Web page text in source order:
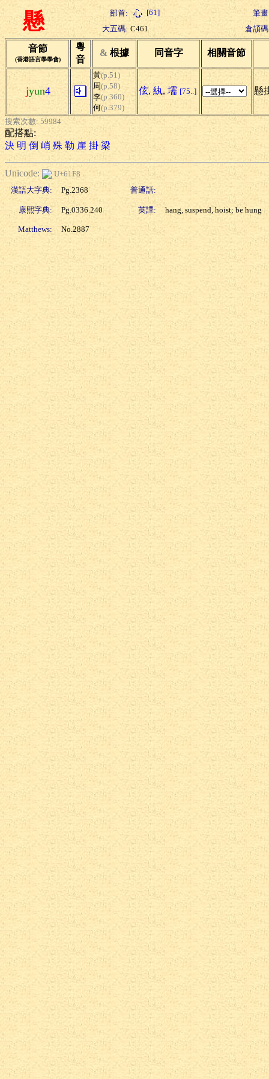
懸 部首: [61]
筆
大五碼: C461 倉頡
音節
(香港語言學學會)
粵
音
& 根據 同音字 相關音節
jyun4
黃(p.51)
周(p.58)
李(p.360)
何(p.379)
伭, 紈, 壖 [75..] 懸
搜索次數: 59984
配搭點:
決 明 倒 峭 殊 勒 崖 掛 梁
Unicode:
U+61F8
漢語大字典:
Pg.2368 普通話:
康熙字典: Pg.0336.240 英譯: hang, suspend, hoist; be hung
Matthews: No.2887